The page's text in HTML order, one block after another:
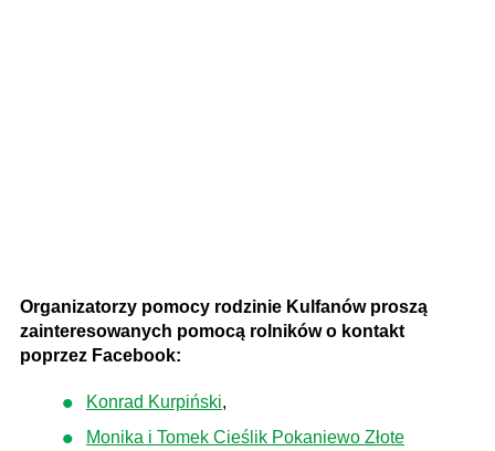
Organizatorzy pomocy rodzinie Kulfanów proszą
zainteresowanych pomocą rolników o kontakt
poprzez Facebook:
Konrad Kurpiński,
Monika i Tomek Cieślik Pokaniewo Złote